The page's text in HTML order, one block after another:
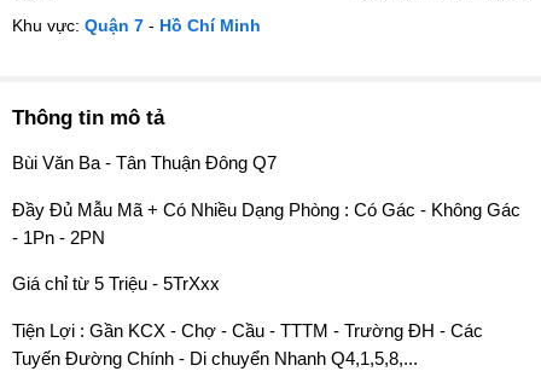
Khu vực: Quận 7 - Hồ Chí Minh
Thông tin mô tả
Bùi Văn Ba - Tân Thuận Đông Q7
Đầy Đủ Mẫu Mã + Có Nhiều Dạng Phòng : Có Gác - Không Gác
- 1Pn - 2PN
Giá chỉ từ 5 Triệu - 5TrXxx
Tiện Lợi : Gần KCX - Chợ - Cầu - TTTM - Trường ĐH - Các
Tuyến Đường Chính - Di chuyển Nhanh Q4,1,5,8,...